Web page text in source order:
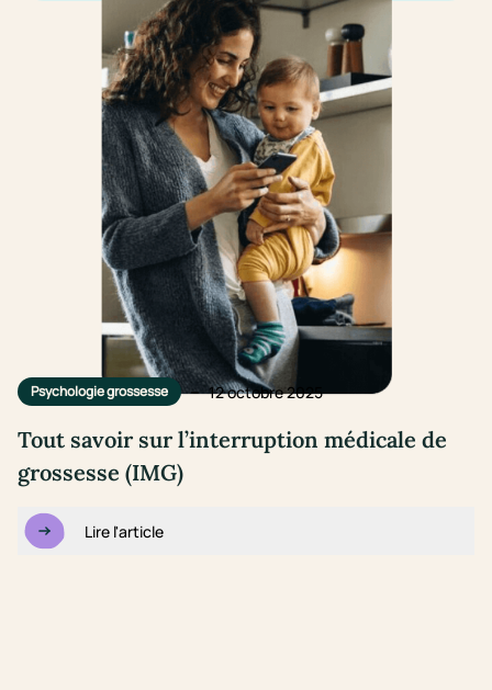
Psychologie grossesse – 12 octobre 2025
Tout savoir sur l’interruption médicale de
grossesse (IMG)
Lire l'article